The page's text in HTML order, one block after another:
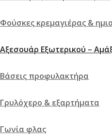
Φούσκες κρεμαγιέρας &
Αξεσουάρ Εξωτερικού –
Βάσεις προφυλακτήρα
Γρυλόχερο & εξαρτήματα
Γωνία φλας